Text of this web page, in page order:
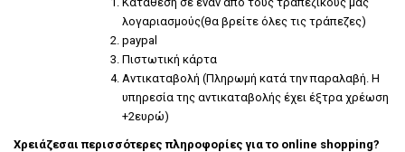
λογαριασμούς(θα βρείτε όλες τις τράπεζες)
paypal
Πιστωτική κάρτα
Αντικαταβολή (Πληρωμή κατά την παραλαβή. Η
υπηρεσία της αντικαταβολής έχει έξτρα χρέωση
+2ευρώ)
Χρειάζεσαι περισσότερες πληροφορίες για το online shopping?